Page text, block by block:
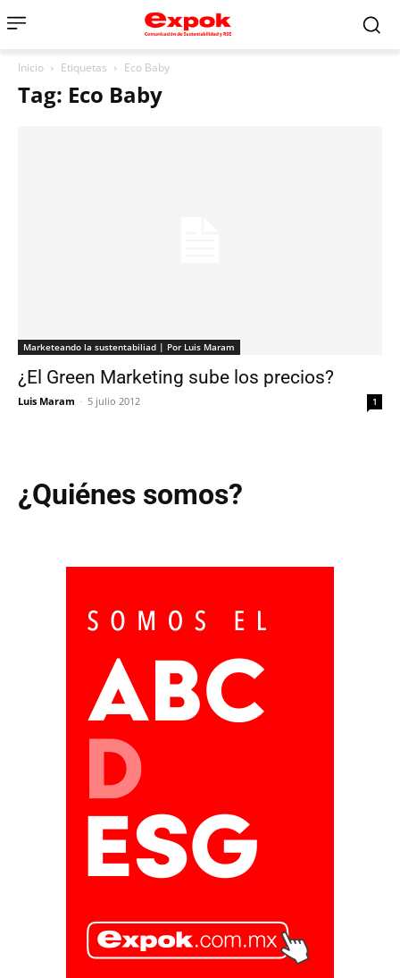
Inicio Etiquetas Eco Baby
Tag: Eco Baby
Marketeando la sustentabiliad | Por Luis Maram
¿El Green Marketing sube los precios?
Luis Maram - 5 julio 2012 1
¿Quiénes somos?